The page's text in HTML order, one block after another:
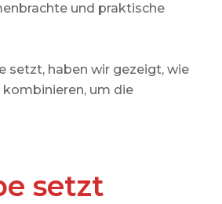
und praktische
setzt, haben wir gezeigt, wie
um die
setzt